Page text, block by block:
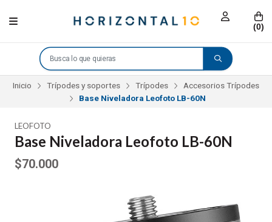
(0)
Inicio Trípodes y soportes Trípodes
Accesorios Trípodes
Base Niveladora Leofoto LB-60N
LEOFOTO
Base Niveladora Leofoto LB-60N
$70.000